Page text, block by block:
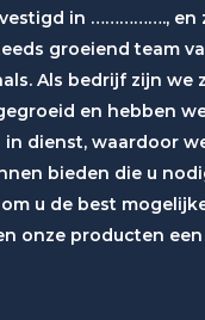
in ……………., en
groeiend team
Als bedrijf zijn we
en hebben
in dienst, waardoor
bieden die u
u de best
onze producten